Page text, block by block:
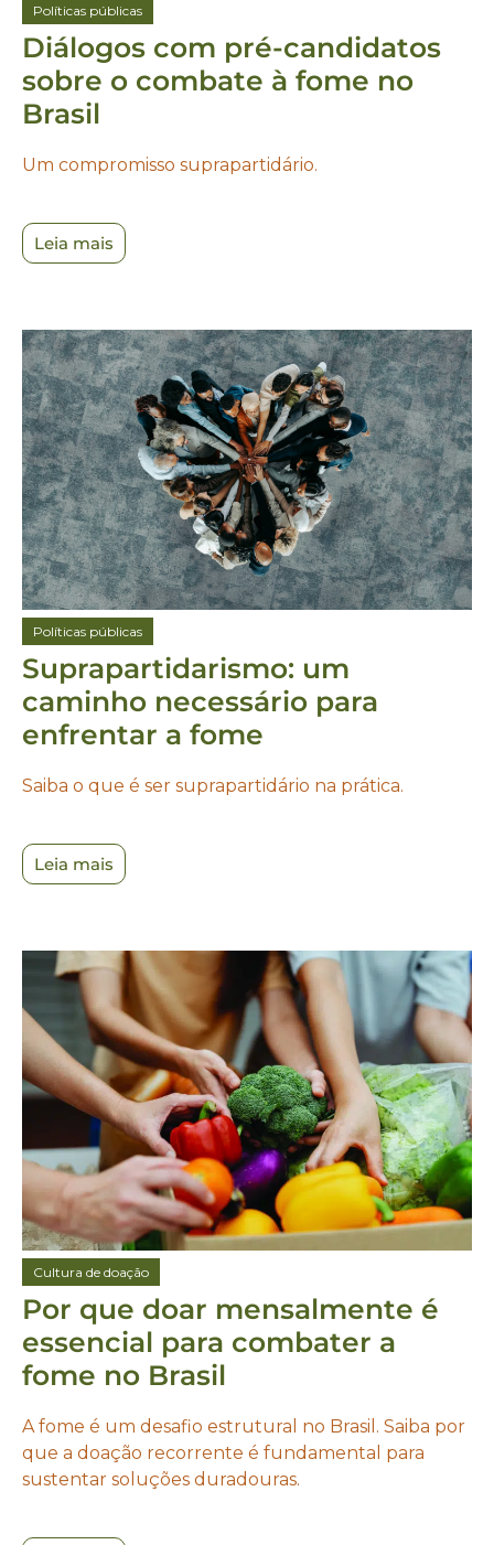
Políticas públicas
Diálogos com pré-candidatos
sobre o combate à fome no
Brasil
Um compromisso suprapartidário.
Leia mais
Políticas públicas
Suprapartidarismo: um
caminho necessário para
enfrentar a fome
Saiba o que é ser suprapartidário na prática.
Leia mais
Cultura de doação
Por que doar mensalmente é
essencial para combater a
fome no Brasil
A fome é um desafio estrutural no Brasil. Saiba por
que a doação recorrente é fundamental para
sustentar soluções duradouras.